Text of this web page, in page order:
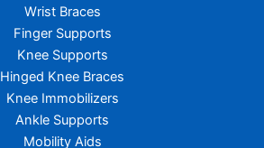
Wrist Braces
Finger Supports
Knee Supports
Hinged Knee Braces
Knee Immobilizers
Ankle Supports
Mobility Aids